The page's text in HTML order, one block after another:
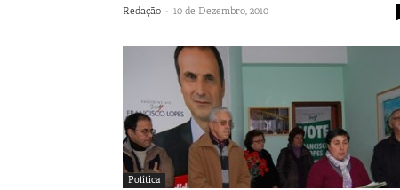
Redação - 10 de Dezembro, 2010
Política